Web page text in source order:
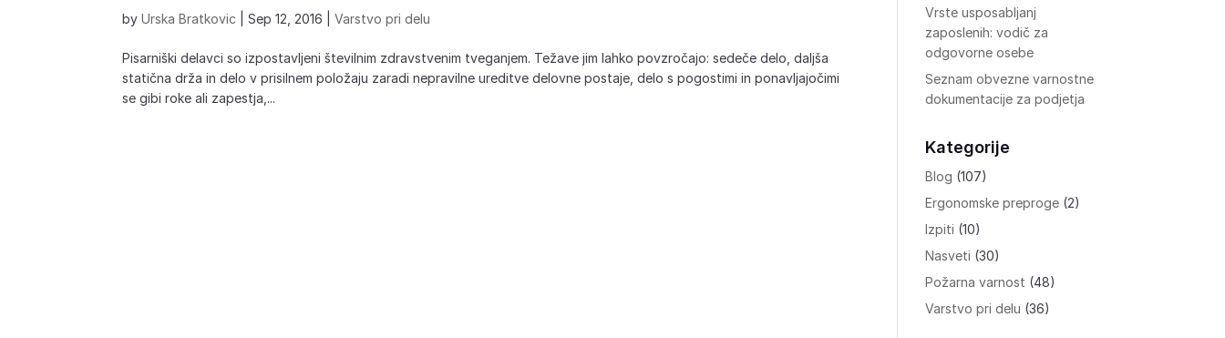
byUrska Bratkovic |Sep 12, 2016 |Varstvo pri delu
Pisarniški delavci so izpostavljeni številnim zdravstvenim tveganjem. Težave jim lahko povzročajo: sedeče delo, daljša
statična drža in delo v prisilnem položaju zaradi nepravilne ureditve delovne postaje, delo s pogostimi in ponavljajočimi
se gibi roke ali zapestja,...
Vrste usposabljanj
zaposlenih: vodič za
odgovorne osebe
Seznam obvezne varnostne
dokumentacije za podjetja
Kategorije
Blog (107)
Ergonomske preproge (2)
Izpiti (10)
Nasveti (30)
Požarna varnost (48)
Varstvo pri delu (36)